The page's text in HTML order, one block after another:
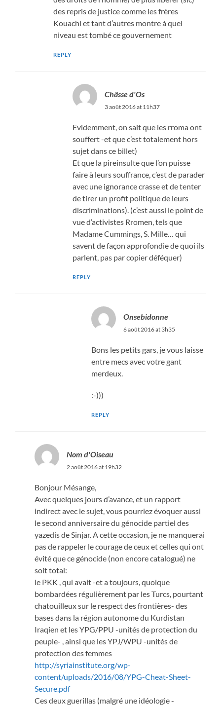
des repris de justice comme les frères
Kouachi et tant d’autres montre à quel
niveau est tombé ce gouvernement
REPLY
Châsse d'Os
3 août 2016 at 11h37
Evidemment, on sait que les rroma ont
souffert -et que c’est totalement hors
sujet dans ce billet)
Et que la pireinsulte que l’on puisse
faire à leurs souffrance, c’est de parader
avec une ignorance crasse et de tenter
de tirer un profit politique de leurs
discriminations). (c’est aussi le point de
vue d’activistes Rromen, tels que
Madame Cummings, S. Mille… qui
savent de façon approfondie de quoi ils
parlent, pas par copier déféquer)
REPLY
Onsebidonne
6 août 2016 at 3h35
Bons les petits gars, je vous laisse
entre mecs avec votre gant
merdeux.
:-)))
REPLY
Nom d'Oiseau
2 août 2016 at 19h32
Bonjour Mésange,
Avec quelques jours d’avance, et un rapport
indirect avec le sujet, vous pourriez évoquer aussi
le second anniversaire du génocide partiel des
yazedis de Sinjar. A cette occasion, je ne manquerai
pas de rappeler le courage de ceux et celles qui ont
évité que ce génocide (non encore catalogué) ne
soit total:
le PKK , qui avait -et a toujours, quoique
bombardées régulièrement par les Turcs, pourtant
chatouilleux sur le respect des frontières- des
bases dans la région autonome du Kurdistan
Iraqien et les YPG/PPU -unités de protection du
peuple- , ainsi que les YPJ/WPU -unités de
protection des femmes
http://syriainstitute.org/wp-
content/uploads/2016/08/YPG-Cheat-Sheet-
Secure.pdf
Ces deux guerillas (malgré une idéologie -